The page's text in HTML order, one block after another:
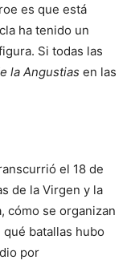
es que está
ha tenido un
Si todas las
la Angustias en las
el 18 de
de la Virgen y la
cómo se organizan
batallas hubo
por